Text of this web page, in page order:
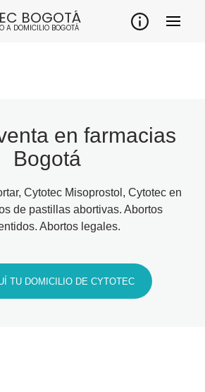
BOGOTÁ
A DOMICILIO BOGOTÁ
en farmacias
Bogotá
Cytotec Misoprostol, Cytotec en
de pastillas abortivas. Abortos
Abortos legales.
TU DOMICILIO DE CYTOTEC